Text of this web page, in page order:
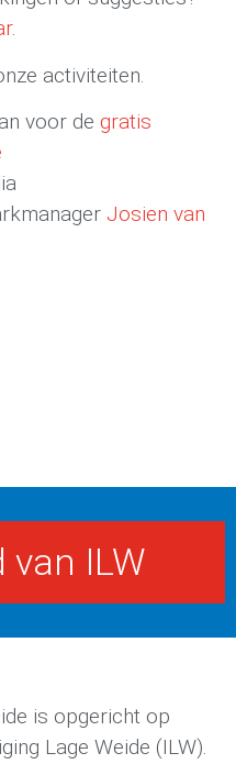
.
activiteiten.
voor de gratis
Josien van
van ILW
is opgericht op
Lage Weide (ILW).